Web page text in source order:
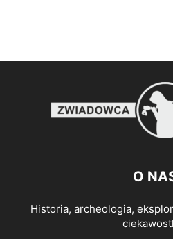
O
Historia, archeologia,